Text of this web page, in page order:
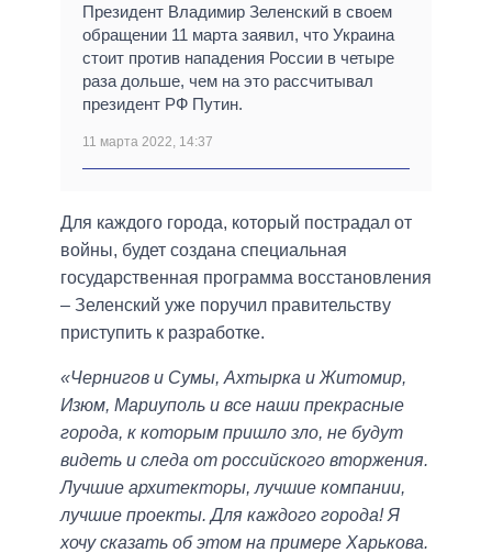
Президент Владимир Зеленский в своем
обращении 11 марта заявил, что Украина
стоит против нападения России в четыре
раза дольше, чем на это рассчитывал
президент РФ Путин.
11 марта 2022, 14:37
Для каждого города, который пострадал от
войны, будет создана специальная
государственная программа восстановления
– Зеленский уже поручил правительству
приступить к разработке.
«Чернигов и Сумы, Ахтырка и Житомир,
Изюм, Мариуполь и все наши прекрасные
города, к которым пришло зло, не будут
видеть и следа от российского вторжения.
Лучшие архитекторы, лучшие компании,
лучшие проекты. Для каждого города! Я
хочу сказать об этом на примере Харькова.